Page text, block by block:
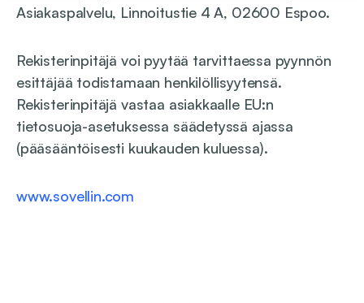
Asiakaspalvelu, Linnoitustie 4 A, 02600 Espoo.
Rekisterinpitäjä voi pyytää tarvittaessa pyynnön
esittäjää todistamaan henkilöllisyytensä.
Rekisterinpitäjä vastaa asiakkaalle EU:n
tietosuoja-asetuksessa säädetyssä ajassa
(pääsääntöisesti kuukauden kuluessa).
www.sovellin.com